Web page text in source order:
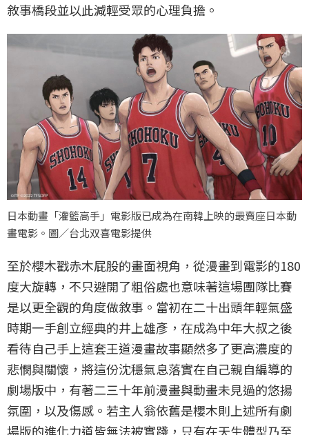
敘事橋段並以此減輕受眾的心理負擔。
日本動畫「灌籃高手」電影版已成為在南韓上映的最賣座日本動
畫電影。圖／台北双喜電影提供
至於櫻木戳赤木屁股的畫面視角，從漫畫到電影的180
度大旋轉，不只避開了粗俗處也意味著這場團隊比賽
是以更全觀的角度做敘事。當初在二十出頭年輕氣盛
時期一手創立經典的井上雄彥，在成為中年大叔之後
看待自己手上這套王道漫畫故事顯然多了更高濃度的
悲憫與關懷，將這份沈穩氣息落實在自己親自編導的
劇場版中，有著二三十年前漫畫與動畫未見過的悠揚
氛圍，以及傷感。若主人翁依舊是櫻木則上述所有劇
場版的進化力道皆無法被實踐，只有在天生體型乃至